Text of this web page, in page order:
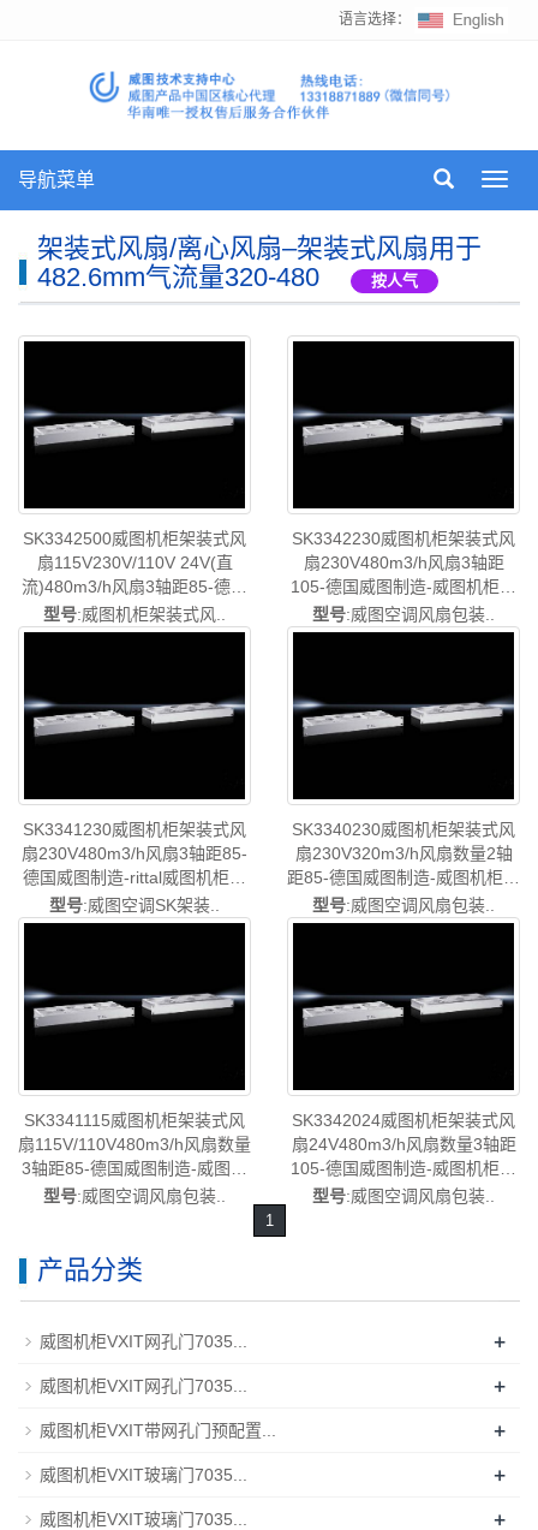
语言选择：
导航菜单
架装式风扇/离心风扇–架装式风扇用于
482.6mm气流量320-480
按人气
SK3342500威图机柜架装式风
扇115V230V/110V 24V(直
流)480m3/h风扇3轴距85-德国
威图制造-威图机柜空调维修威
图电柜威图母线威图风扇威图
型号:威图机柜架装式风..
SK3342230威图机柜架装式风
扇230V480m3/h风扇3轴距
105-德国威图制造-威图机柜空
调维修威图电柜威图母线威图
风扇威图售后SK3342.230
型号:威图空调风扇包装..
SK3341230威图机柜架装式风
扇230V480m3/h风扇3轴距85-
德国威图制造-rittal威图机柜威
图空调维修威图电柜威图风扇
威图PDU威图配件威图售后
型号:威图空调SK架装..
SK3340230威图机柜架装式风
扇230V320m3/h风扇数量2轴
距85-德国威图制造-威图机柜空
调维修威图电柜威图母线威图
风扇威图售后SK3340.230
型号:威图空调风扇包装..
SK3341115威图机柜架装式风
扇115V/110V480m3/h风扇数量
3轴距85-德国威图制造-威图机
柜空调维修威图电柜威图母线
型号:威图空调风扇包装..
SK3342024威图机柜架装式风
扇24V480m3/h风扇数量3轴距
105-德国威图制造-威图机柜空
调维修威图电柜威图母线威图
型号:威图空调风扇包装..
1
产品分类
威图机柜VXIT网孔门7035... +
威图机柜VXIT网孔门7035... +
威图机柜VXIT带网孔门预配置... +
威图机柜VXIT玻璃门7035... +
威图机柜VXIT玻璃门7035... +